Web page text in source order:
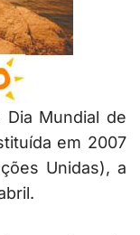
Mundial de
em 2007
Unidas), a